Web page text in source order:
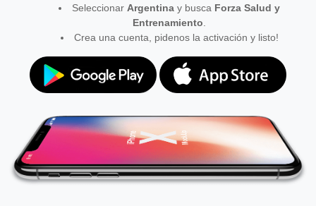
Seleccionar Argentina y busca Forza Salud y
Entrenamiento
Crea una cuenta, pidenos la activación y listo!